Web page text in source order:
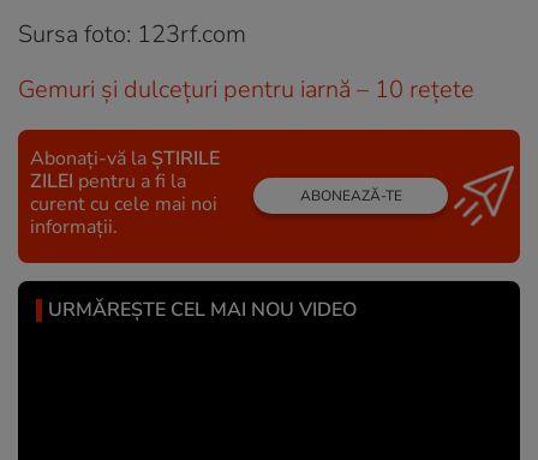
Sursa foto: 123rf.com
Gemuri și dulcețuri pentru iarnă – 10 rețete
Abonați-vă la ȘTIRILE
ZILEI pentru a fi la
curent cu cele mai noi
informații.
ABONEAZĂ-TE
URMĂREȘTE CEL MAI NOU VIDEO